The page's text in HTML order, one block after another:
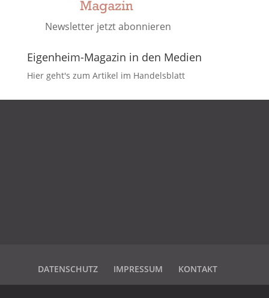
Newsletter jetzt abonnieren
Eigenheim-Magazin in den Medien
Hier geht's zum Artikel im Handelsblatt
DATENSCHUTZ
DATENSCHUTZ IMPRESSUM KONTAKT